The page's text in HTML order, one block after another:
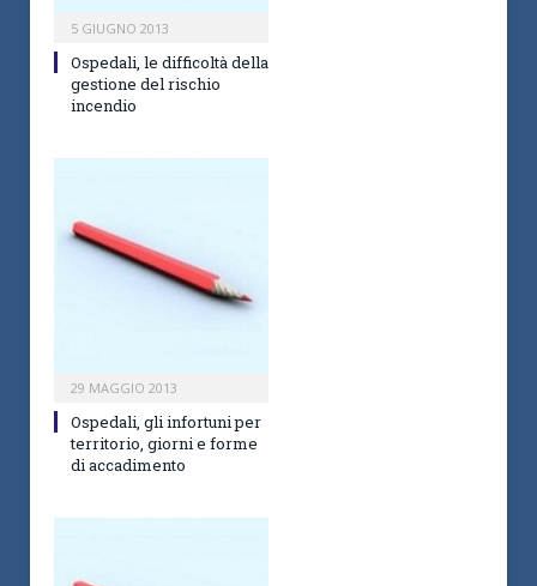
5 GIUGNO 2013
Ospedali, le difficoltà della
gestione del rischio
incendio
29 MAGGIO 2013
Ospedali, gli infortuni per
territorio, giorni e forme
di accadimento